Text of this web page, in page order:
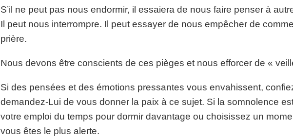
S’il ne peut pas nous endormir, il essaiera de nous faire penser à
Il peut nous interrompre. Il peut essayer de nous empêcher de
prière.
Nous devons être conscients de ces pièges et nous efforcer de «
Si des pensées et des émotions pressantes vous envahissent,
demandez-Lui de vous donner la paix à ce sujet. Si la somnolence
votre emploi du temps pour dormir davantage ou choisissez un
vous êtes le plus alerte.